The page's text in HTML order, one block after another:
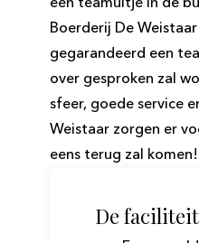
een teamuitje in de
Boerderij De
gegarandeerd een
over gesproken zal
sfeer, goede service
Weistaar zorgen er
eens terug zal komen!
De